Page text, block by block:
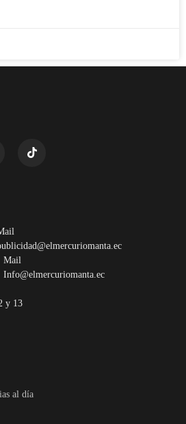
Mail
Info@elmercuriomanta.ec
y 13
al día